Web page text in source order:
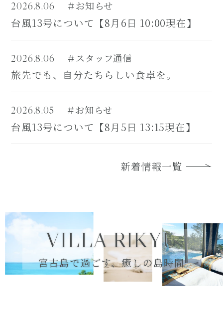
2026.8.06 ＃お知らせ
台風13号について【8月6日 10:00現在】
2026.8.06 ＃スタッフ通信
旅先でも、自分たちらしい食卓を。
2026.8.05 ＃お知らせ
台風13号について【8月5日 13:15現在】
新着情報一覧
VILLA RIKYU
宮古島で過ごす、癒しの島時間